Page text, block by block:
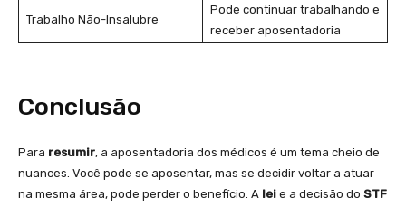
Trabalho Não-Insalubre
Pode continuar trabalhando e
receber aposentadoria
Conclusão
Para resumir, a aposentadoria dos médicos é um tema cheio de
nuances. Você pode se aposentar, mas se decidir voltar a atuar
na mesma área, pode perder o benefício. A lei e a decisão do STF